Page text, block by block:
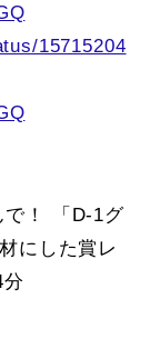
15715204
で！ 「D-1グ
にした賞レ